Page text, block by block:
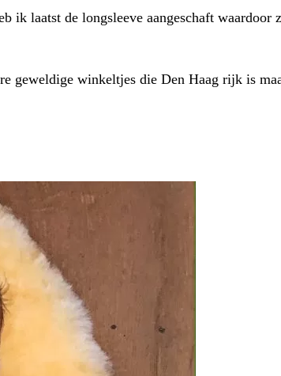
ik laatst de longsleeve aangeschaft
geweldige winkeltjes die Den Haag rijk is